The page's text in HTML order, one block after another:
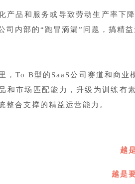
产品和服务或导致劳动生产率下
司内部的“跑冒滴漏”问题，搞精益
，To B型的SaaS公司赛道和商
和市场匹配能力，升级为训练有
整合支撑的精益运营能力。
越
越是